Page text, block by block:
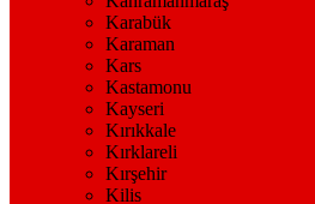
Karabük
Karaman
Kars
Kastamonu
Kayseri
Kırıkkale
Kırklareli
Kırşehir
Kilis